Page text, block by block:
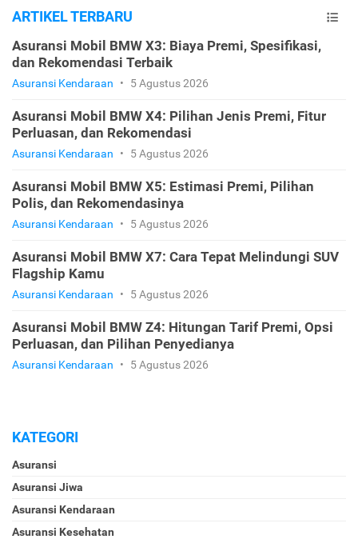
ARTIKEL TERBARU
Asuransi Mobil BMW X3: Biaya Premi, Spesifikasi,
dan Rekomendasi Terbaik
Asuransi Kendaraan • 5 Agustus 2026
Asuransi Mobil BMW X4: Pilihan Jenis Premi, Fitur
Perluasan, dan Rekomendasi
Asuransi Kendaraan • 5 Agustus 2026
Asuransi Mobil BMW X5: Estimasi Premi, Pilihan
Polis, dan Rekomendasinya
Asuransi Kendaraan • 5 Agustus 2026
Asuransi Mobil BMW X7: Cara Tepat Melindungi SUV
Flagship Kamu
Asuransi Kendaraan • 5 Agustus 2026
Asuransi Mobil BMW Z4: Hitungan Tarif Premi, Opsi
Perluasan, dan Pilihan Penyedianya
Asuransi Kendaraan • 5 Agustus 2026
KATEGORI
Asuransi
Asuransi Jiwa
Asuransi Kendaraan
Asuransi Kesehatan